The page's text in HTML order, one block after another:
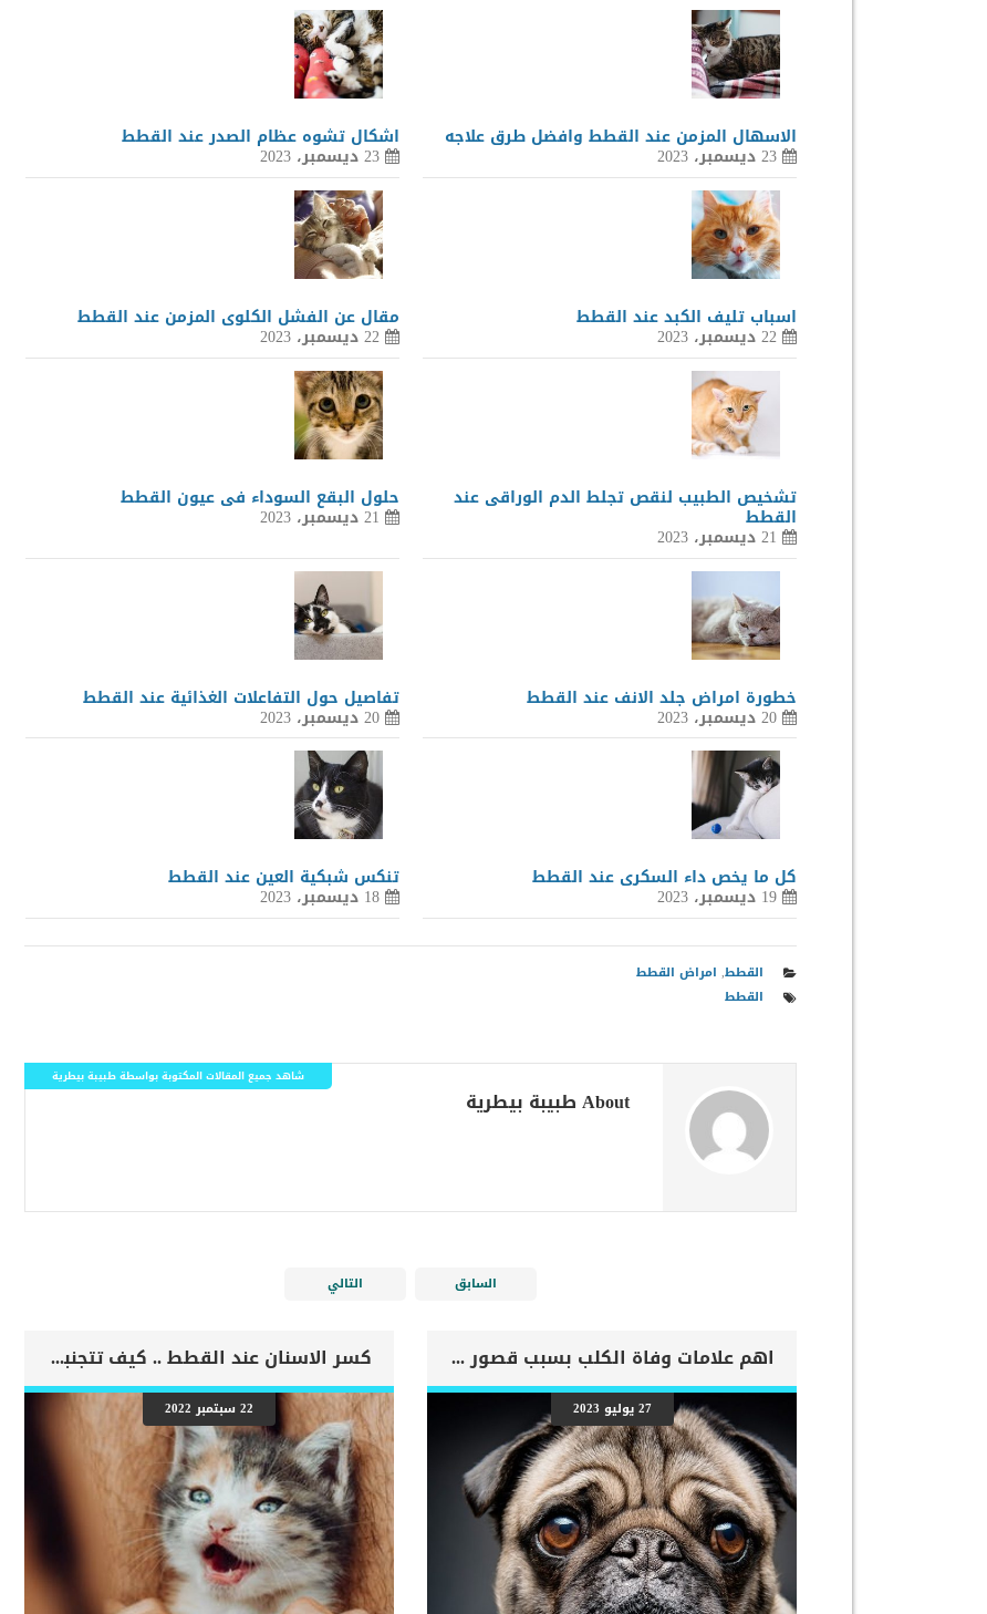
الاسهال المزمن عند القطط وافضل طرق علاجه
23 ديسمبر، 2023
اشكال تشوه عظام الصدر عند القطط
23 ديسمبر، 2023
اسباب تليف الكبد عند القطط
22 ديسمبر، 2023
مقال عن الفشل الكلوى المزمن عند القطط
22 ديسمبر، 2023
تشخيص الطبيب لنقص تجلط الدم الوراقى عند
القطط
21 ديسمبر، 2023
حلول البقع السوداء فى عيون القطط
21 ديسمبر، 2023
خطورة امراض جلد الانف عند القطط
20 ديسمبر، 2023
تفاصيل حول التفاعلات الغذائية عند القطط
20 ديسمبر، 2023
كل ما يخص داء السكرى عند القطط
19 ديسمبر، 2023
تنكس شبكية العين عند القطط
18 ديسمبر، 2023
القطط, امراض القطط
القطط
About طبيبة بيطرية
شاهد جميع المقالات المكتوبة بواسطة طبيبة بيطرية
السابق التالي
اهم علامات وفاة الكلب بسبب قصور القلب الاحتقانى
27 يوليو 2023
كسر الاسنان عند القطط .. كيف تتجنبها ؟
22 سبتمبر 2022